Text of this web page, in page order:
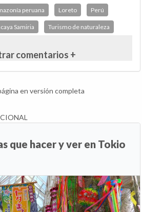
peruana Loreto Perú
Samiria Turismo de naturaleza
comentarios +
en versión completa
que hacer y ver en Tokio